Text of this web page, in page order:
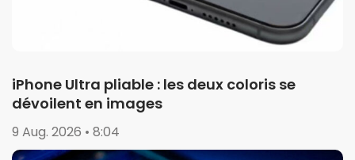
iPhone Ultra pliable : les deux coloris se
dévoilent en images
9 Aug. 2026 • 8:04